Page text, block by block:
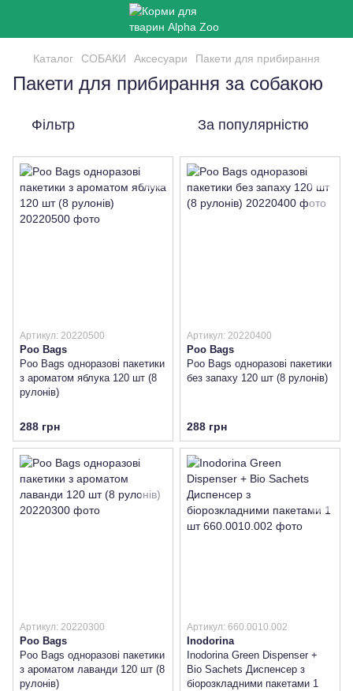
Каталог СОБАКИ Аксесуари Пакети для прибирання
Пакети для прибирання за собакою
Фільтр За популярністю
Артикул: 20220500
Poo Bags
Poo Bags одноразові пакетики
з ароматом яблука 120 шт (8
рулонів)
288 грн
Артикул: 20220400
Poo Bags
Poo Bags одноразові пакетики
без запаху 120 шт (8 рулонів)
288 грн
Артикул: 20220300
Poo Bags
Poo Bags одноразові пакетики
з ароматом лаванди 120 шт (8
рулонів)
Артикул: 660.0010.002
Inodorina
Inodorina Green Dispenser +
Bio Sachets Диспенсер з
біорозкладними пакетами 1